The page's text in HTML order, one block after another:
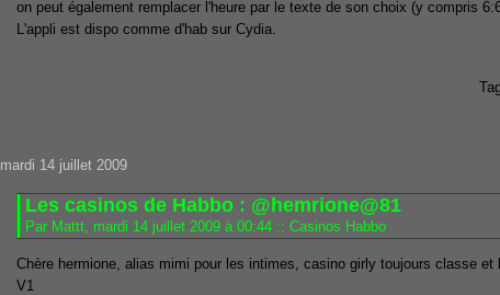
on peut également remplacer l'heure par le texte de son choix (y compris
L'appli est dispo comme d'hab sur Cydia.
mardi 14 juillet 2009
Les casinos de Habbo : @hemrione@81
Par Mattt, mardi 14 juillet 2009 à 00:44 :: Casinos Habbo
Chère hermione, alias mimi pour les intimes, casino girly toujours classe et
V1